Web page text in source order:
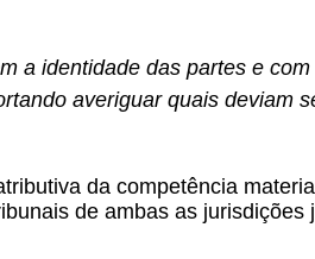
a identidade das partes e
averiguar quais deviam
da competência
de ambas as jurisdições